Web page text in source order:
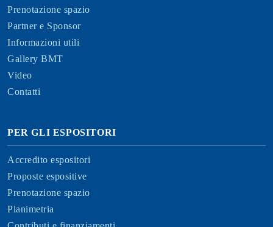
Prenotazione spazio
Partner e Sponsor
Informazioni utili
Gallery BMT
Video
Contatti
PER GLI ESPOSITORI
Accredito espositori
Proposte espositive
Prenotazione spazio
Planimetria